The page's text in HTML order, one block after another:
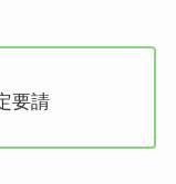
要請